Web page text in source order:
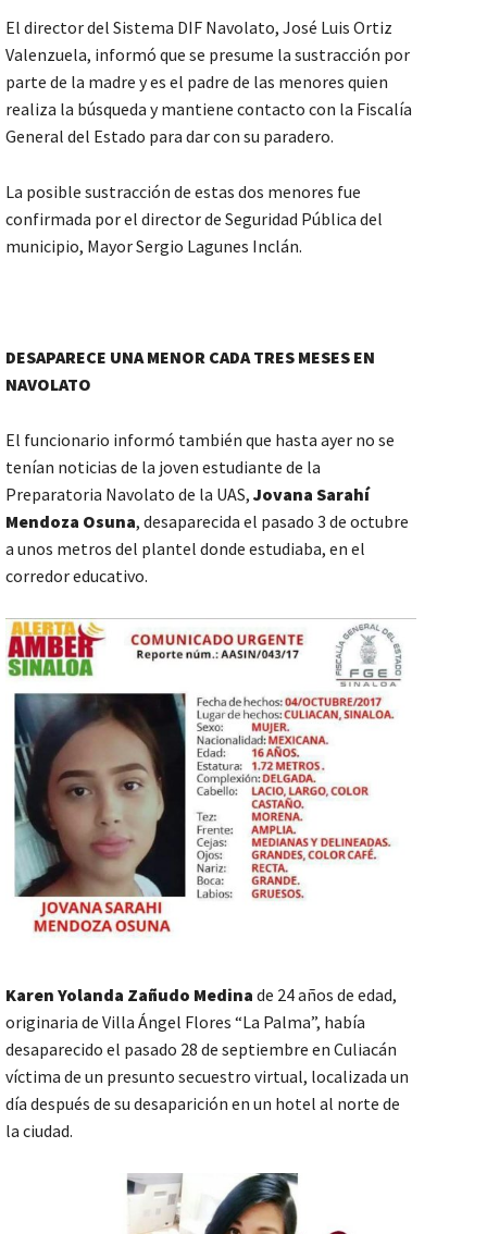
El director del Sistema DIF Navolato, José Luis Ortiz
Valenzuela, informó que se presume la sustracción por
parte de la madre y es el padre de las menores quien
realiza la búsqueda y mantiene contacto con la Fiscalía
General del Estado para dar con su paradero.
La posible sustracción de estas dos menores fue
confirmada por el director de Seguridad Pública del
municipio, Mayor Sergio Lagunes Inclán.
DESAPARECE UNA MENOR CADA TRES MESES EN
NAVOLATO
El funcionario informó también que hasta ayer no se
tenían noticias de la joven estudiante de la
Preparatoria Navolato de la UAS, Jovana Sarahí
Mendoza Osuna, desaparecida el pasado 3 de octubre
a unos metros del plantel donde estudiaba, en el
corredor educativo.
Karen Yolanda Zañudo Medina de 24 años de edad,
originaria de Villa Ángel Flores “La Palma”, había
desaparecido el pasado 28 de septiembre en Culiacán
víctima de un presunto secuestro virtual, localizada un
día después de su desaparición en un hotel al norte de
la ciudad.